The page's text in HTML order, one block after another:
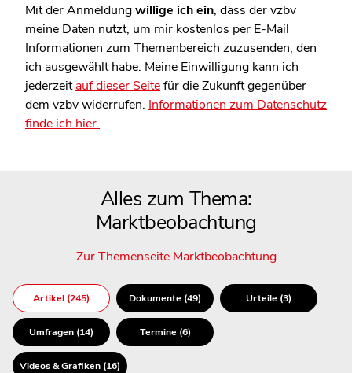
Mit der Anmeldungwillige ich ein, dass der vzbv
meine Daten nutzt, um mir kostenlos per E-Mail
Informationen zum Themenbereich zuzusenden, den
ich ausgewählt habe. Meine Einwilligung kann ich
jederzeitauf dieser Seitefür die Zukunft gegenüber
dem vzbv widerrufen. Informationen zum Datenschutz
finde ich hier.
Alles zum Thema:
Marktbeobachtung
Zur Themenseite Marktbeobachtung
Artikel (245) Dokumente (49) Urteile (3)
Umfragen (14) Termine (6)
Videos & Grafiken (16)